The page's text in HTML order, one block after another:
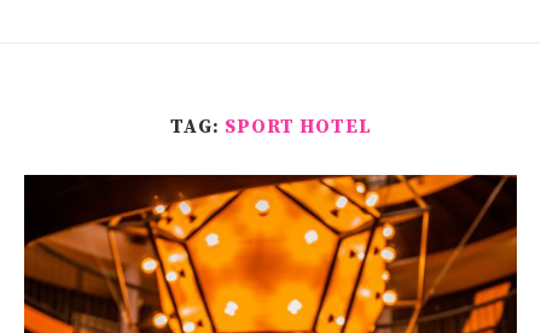
TAG: SPORT HOTEL